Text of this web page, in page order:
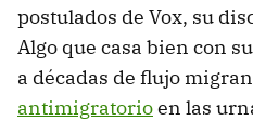
postulados de Vox, su
Algo que casa bien con
a décadas de flujo
antimigratorioen las